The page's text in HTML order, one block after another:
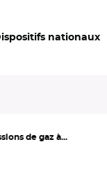
nationaux
de gaz à...